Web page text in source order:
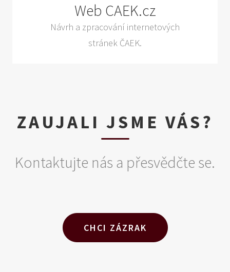
Web CAEK.cz
Návrh a zpracování internetových
stránek ČAEK.
ZAUJALI JSME VÁS?
Kontaktujte nás a přesvědčte se.
CHCI ZÁZRAK